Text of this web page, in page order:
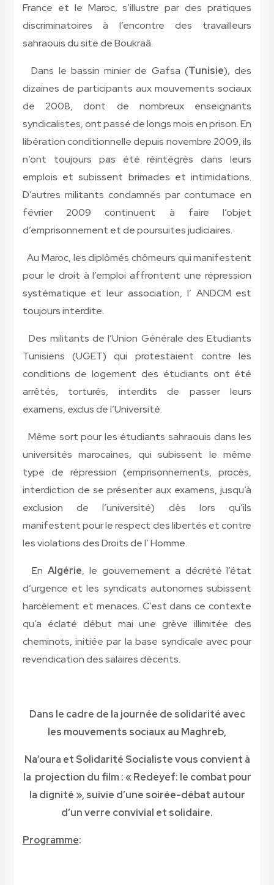
France et le Maroc, s’illustre par des pratiques
discriminatoires à l’encontre des travailleurs
sahraouis du site de Boukraâ.
Dans le bassin minier de Gafsa (Tunisie), des
dizaines de participants aux mouvements sociaux
de 2008, dont de nombreux enseignants
syndicalistes, ont passé de longs mois en prison. En
libération conditionnelle depuis novembre 2009, ils
n’ont toujours pas été réintégrés dans leurs
emplois et subissent brimades et intimidations.
D’autres militants condamnés par contumace en
février 2009 continuent à faire l’objet
d’emprisonnement et de poursuites judiciaires.
Au Maroc, les diplômés chômeurs qui manifestent
pour le droit à l’emploi affrontent une répression
systématique et leur association, l’ ANDCM est
toujours interdite.
Des militants de l’Union Générale des Etudiants
Tunisiens (UGET) qui protestaient contre les
conditions de logement des étudiants ont été
arrêtés, torturés, interdits de passer leurs
examens, exclus de l’Université.
Même sort pour les étudiants sahraouis dans les
universités marocaines, qui subissent le même
type de répression (emprisonnements, procès,
interdiction de se présenter aux examens, jusqu’à
exclusion de l’université) dès lors qu’ils
manifestent pour le respect des libertés et contre
les violations des Droits de l’ Homme.
EnAlgérie, le gouvernement a décrété l’état
d’urgence et les syndicats autonomes subissent
harcèlement et menaces. C’est dans ce contexte
qu’a éclaté début mai une grève illimitée des
cheminots, initiée par la base syndicale avec pour
revendication des salaires décents.
Dans le cadre de la journée de solidarité avec
les mouvements sociaux au Maghreb,
Na’oura et Solidarité Socialiste vous convient à
la projection du film : «Redeyef: le combat pour
la dignité », suivie d’une soirée-débat autour
d’un verre convivial et solidaire.
Programme: